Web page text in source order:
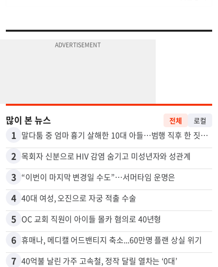
많이 본 뉴스 전체 로컬
1 말다툼 중 엄마 흉기 살해한 10대 아들…범행 직후 한 짓 충격
2 목회자 신분으로 HIV 감염 숨기고 미성년자와 성관계
3 “이번이 마지막 변경일 수도”…서머타임 운명은
4 40대 여성, 오진으로 자궁 적출 수술
5 OC 교회 직원이 아이들 몰카 혐의로 40년형
6 휴매나, 메디캘 어드밴티지 축소...60만명 플랜 상실 위기
7 40억불 날린 가주 고속철, 정작 달릴 열차는 ‘0대’